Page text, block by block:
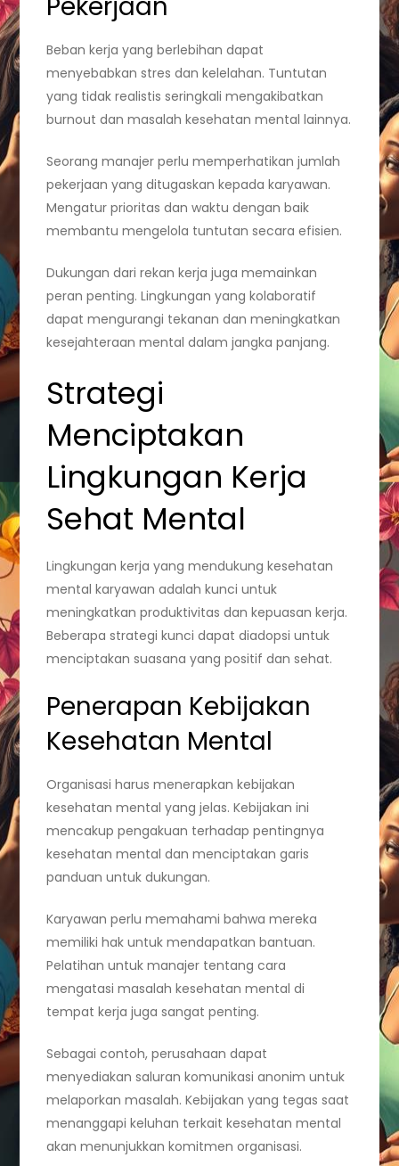
Pekerjaan
Beban kerja yang berlebihan dapat
menyebabkan stres dan kelelahan. Tuntutan
yang tidak realistis seringkali mengakibatkan
burnout dan masalah kesehatan mental lainnya.
Seorang manajer perlu memperhatikan jumlah
pekerjaan yang ditugaskan kepada karyawan.
Mengatur prioritas dan waktu dengan baik
membantu mengelola tuntutan secara efisien.
Dukungan dari rekan kerja juga memainkan
peran penting. Lingkungan yang kolaboratif
dapat mengurangi tekanan dan meningkatkan
kesejahteraan mental dalam jangka panjang.
Strategi
Menciptakan
Lingkungan Kerja
Sehat Mental
Lingkungan kerja yang mendukung kesehatan
mental karyawan adalah kunci untuk
meningkatkan produktivitas dan kepuasan kerja.
Beberapa strategi kunci dapat diadopsi untuk
menciptakan suasana yang positif dan sehat.
Penerapan Kebijakan
Kesehatan Mental
Organisasi harus menerapkan kebijakan
kesehatan mental yang jelas. Kebijakan ini
mencakup pengakuan terhadap pentingnya
kesehatan mental dan menciptakan garis
panduan untuk dukungan.
Karyawan perlu memahami bahwa mereka
memiliki hak untuk mendapatkan bantuan.
Pelatihan untuk manajer tentang cara
mengatasi masalah kesehatan mental di
tempat kerja juga sangat penting.
Sebagai contoh, perusahaan dapat
menyediakan saluran komunikasi anonim untuk
melaporkan masalah. Kebijakan yang tegas saat
menanggapi keluhan terkait kesehatan mental
akan menunjukkan komitmen organisasi.